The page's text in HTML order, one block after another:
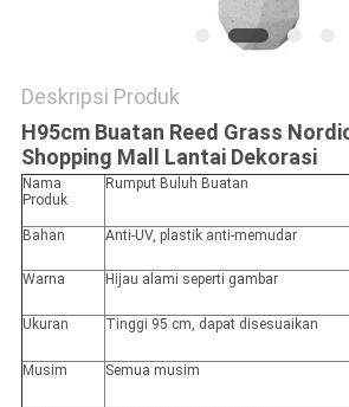
Deskripsi Produk
H95cm Buatan Reed Grass
Shopping Mall Lantai Dekorasi
Nama
Produk
Rumput Buluh Buatan
Bahan Anti-UV, plastik anti-memudar
Warna Hijau alami seperti gambar
Ukuran Tinggi 95 cm, dapat disesuaikan
Musim Semua musim